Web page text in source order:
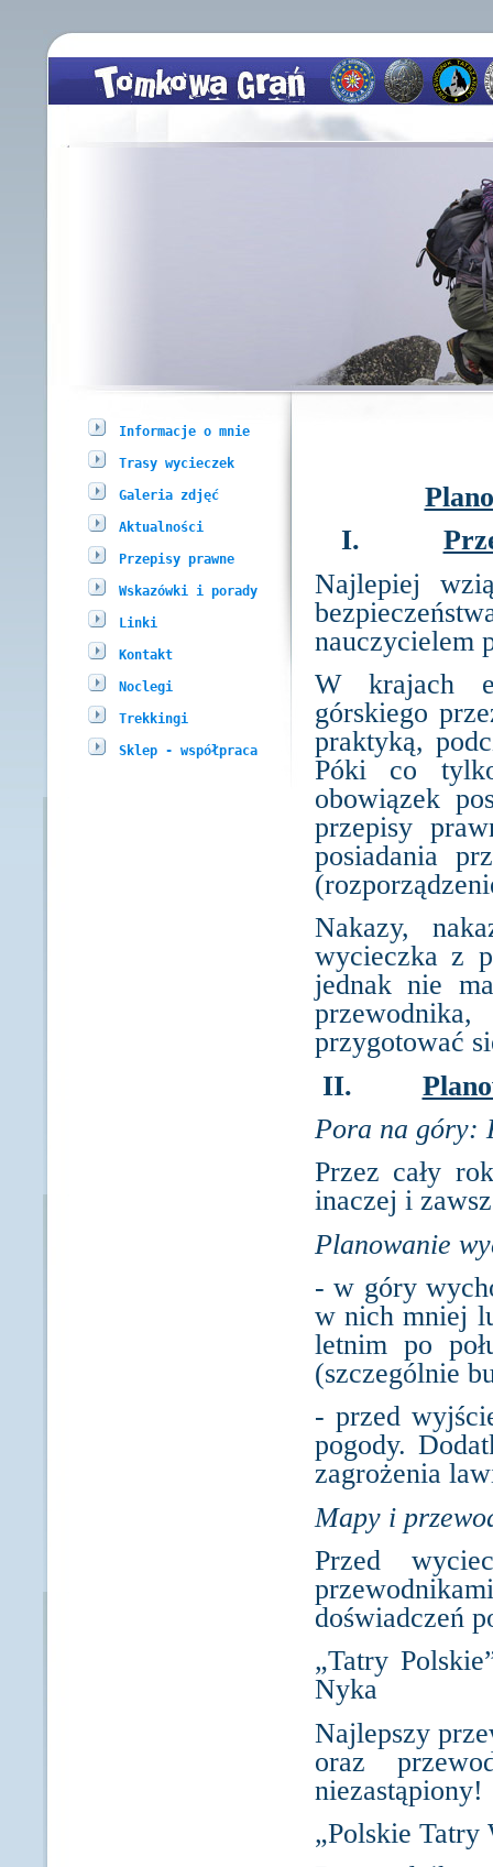
Informacje o mnie
Trasy wycieczek
Galeria zdjęć
Aktualności
Przepisy prawne
Wskazówki i porady
Linki
Kontakt
Noclegi
Trekkingi
Sklep - współpraca
I.
Najlepiej
nauczycielem
W krajach
górskiego
praktyką,
Póki co
obowiązek
przepisy
posiadania
Nakazy,
wycieczka z
jednak nie
przygotować
II.
Pora na góry:
Przez cały
inaczej i
Planowanie
- w góry
w nich mniej
letnim po
(szczególnie
- przed
pogody.
zagrożenia
Mapy i
Przed
doświadczeń
„Tatry
Nyka
Najlepszy
oraz
niezastąpiony!
„Polskie Tatry